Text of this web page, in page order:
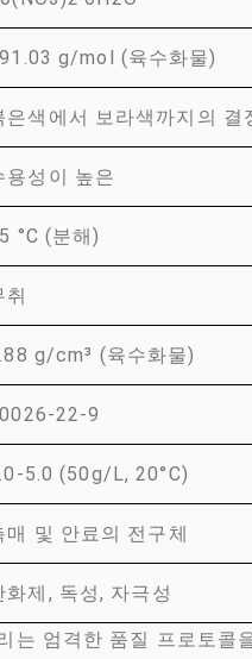
g/mol (육수화물)
은색에서 보라색까지의 결
용성이 높은
°C (분해)
취
g/cm³ (육수화물)
22-9
5.0 (50g/L, 20°C)
매 및 안료의 전구체
화제, 독성, 자극성
는 엄격한 품질 프로토콜